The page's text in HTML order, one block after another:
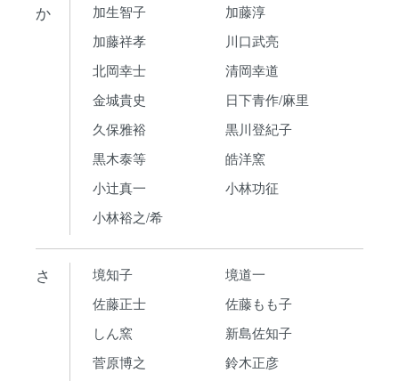
か 加生智子
加藤淳
加藤祥孝
川口武亮
北岡幸士
清岡幸道
金城貴史
日下青作/麻里
久保雅裕
黒川登紀子
黒木泰等
皓洋窯
小辻真一
小林功征
小林裕之/希
さ 境知子
境道一
佐藤正士
佐藤もも子
しん窯
新島佐知子
菅原博之
鈴木正彦